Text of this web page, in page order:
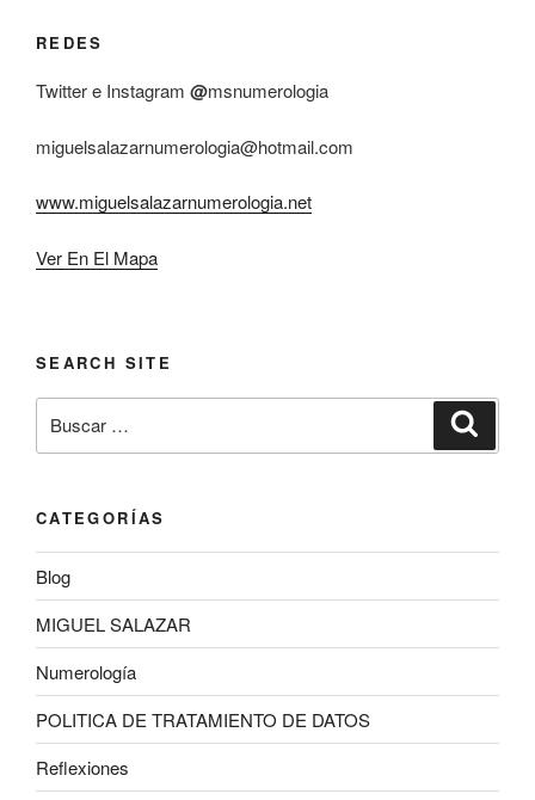
REDES
Twitter e Instagram @msnumerologia
miguelsalazarnumerologia@hotmail.com
www.miguelsalazarnumerologia.net
Ver En El Mapa
SEARCH SITE
por:
CATEGORÍAS
Blog
MIGUEL SALAZAR
Numerología
POLITICA DE TRATAMIENTO DE DATOS
Reflexiones